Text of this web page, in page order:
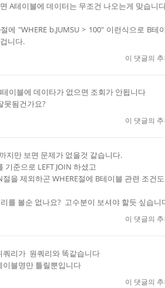
A테이블에 데이터는 무조건 나오는게 맞습니
에 "WHERE b.JUMSU > 100" 이런식으로 B테
니다.
이 댓글의
이블에 데이타가 없으면 조회가 안됩니다
못됨건가요?
이 댓글의
지만 보면 문제가 없을것 같습니다.
기준으로 LEFT JOIN 하셨고
절을 제외하곤 WHERE절에 B테이블 관련 조건
를 볼순 없나요? 고수분이 보셔야 할듯 싶습니
이 댓글의
쿼리가 원쿼리와 똑같습니다
이블명만 틀릴뿐입니다
이 댓글의